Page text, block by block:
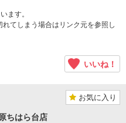
ます。
てしまう場合はリンク元を参照し
いいね！
お気に入り
ちはら台店